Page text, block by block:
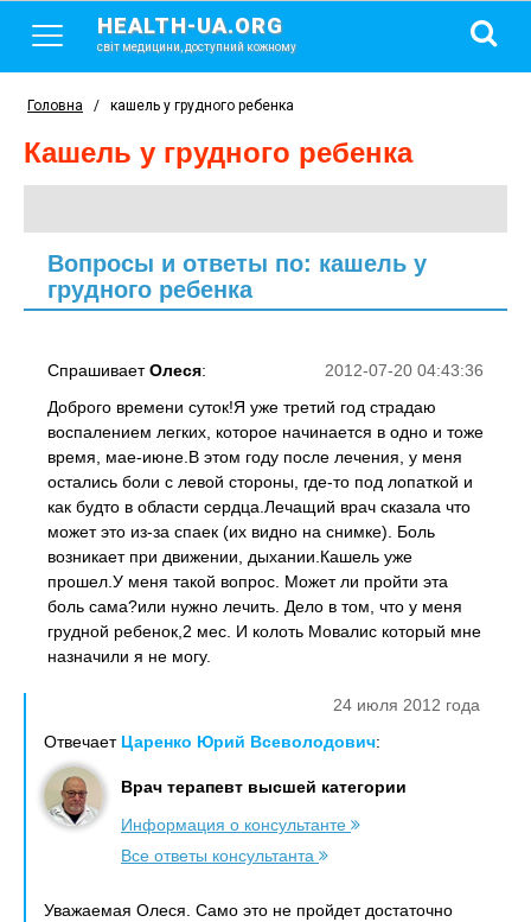
HEALTH-UA.ORG
світ медицини, доступний кожному
Головна / кашель у грудного ребенка
кашель у грудного ребенка
Вопросы и ответы по: кашель у
грудного ребенка
2012-07-20 04:43:36
СпрашиваетОлеся:
Доброго времени суток!Я уже третий год страдаю
воспалением легких, которое начинается в одно и тоже
время, мае-июне.В этом году после лечения, у меня
остались боли с левой стороны, где-то под лопаткой и
как будто в области сердца.Лечащий врач сказала что
может это из-за спаек (их видно на снимке). Боль
возникает при движении, дыхании.Кашель уже
прошел.У меня такой вопрос. Может ли пройти эта
боль сама?или нужно лечить. Дело в том, что у меня
грудной ребенок,2 мес. И колоть Мовалис который мне
назначили я не могу.
24 июля 2012 года
Отвечает Царенко Юрий Всеволодович:
Врач терапевт высшей категории
Информация о консультанте
Все ответы консультанта
Уважаемая Олеся. Само это не пройдет достаточно